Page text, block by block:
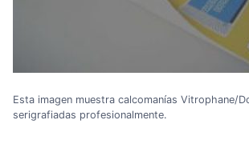
Esta imagen muestra calcomanías Vitrophane/
serigrafiadas profesionalmente.